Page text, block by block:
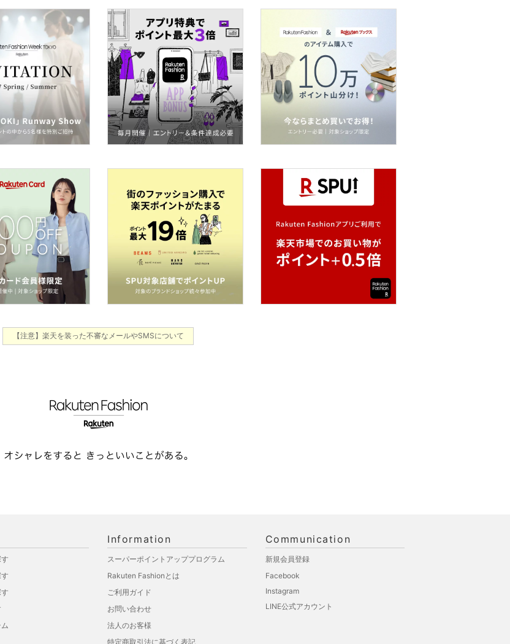
【注意】楽天を装った不審なメールやSMSについて
Information
スーパーポイントアッププログラム
Rakuten Fashionとは
ご利用ガイド
お問い合わせ
法人のお客様
特定商取引法に基づく表記
Communication
新規会員登録
Facebook
Instagram
LINE公式アカウント